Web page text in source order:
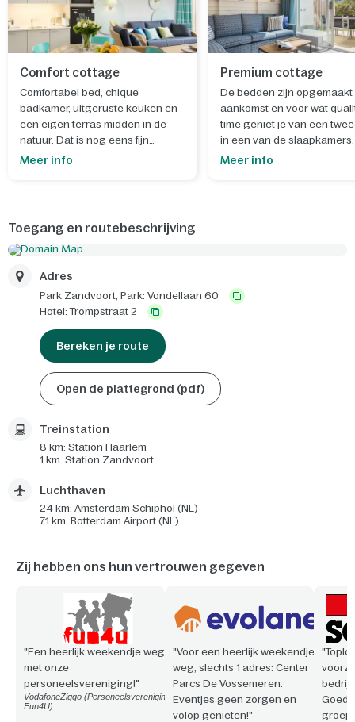
Comfort cottage
Comfortabel bed, chique
badkamer, uitgeruste keuken en
een eigen terras midden in de
natuur. Dat is nog eens fijn
wakker worden.
Meer info
Premium cottage
De bedden zijn opgemaakt
aankomst en voor wat
time geniet je van een
in een van de slaapkamers.
Meer info
Toegang en routebeschrijving
Adres
Park Zandvoort, Park: Vondellaan 60
Hotel: Trompstraat 2
Bereken je route
Open de plattegrond (pdf)
Treinstation
8 km: Station Haarlem
1 km: Station Zandvoort
Luchthaven
24 km: Amsterdam Schiphol (NL)
71 km: Rotterdam Airport (NL)
Zij hebben ons hun vertrouwen gegeven
"Een heerlijk weekendje weg
met onze
personeelsvereniging!"
VodafoneZiggo (Personeelsvereniging
Fun4U)
"Voor een heerlijk weekendje
weg, slechts 1 adres: Center
Parcs De Vossemeren.
Eventjes geen zorgen en
volop genieten!"